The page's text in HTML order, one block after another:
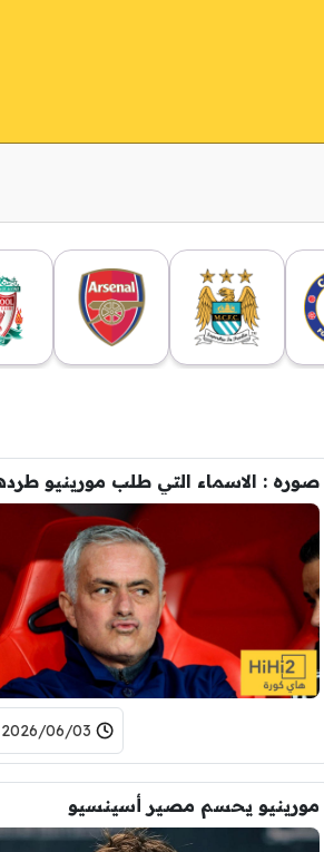
2026/06/03 - 18:51
مورينيو يحسم مصير أسينسيو